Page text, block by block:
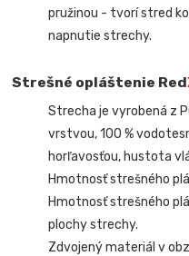
pružinou - tvorí stred
napnutie strechy.
Strešné opláštenie Red
Strecha je vyrobená z
vrstvou, 100 %
horľavosťou, hustota
Hmotnosť strešného
Hmotnosť strešného
plochy strechy.
Zdvojený materiál v